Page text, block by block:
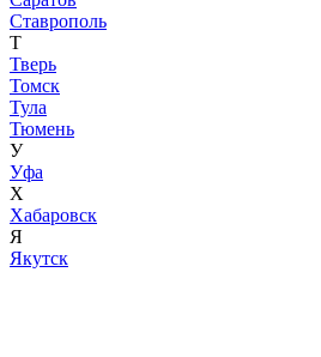
Ставрополь
Т
Тверь
Томск
Тула
Тюмень
У
Уфа
Х
Хабаровск
Я
Якутск